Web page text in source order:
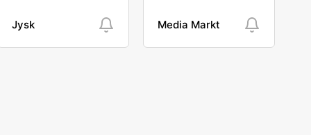
Jysk Media Markt